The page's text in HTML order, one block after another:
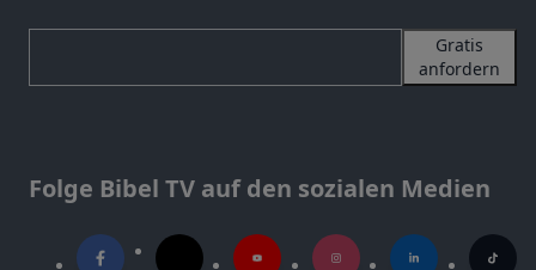
Gratis
anfordern
Folge Bibel TV auf den sozialen Medien